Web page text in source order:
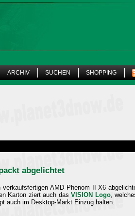
ARCHIV SUCHEN SHOPPING
abgelichtet
verkaufsfertigen AMD Phenom II X6
Karton ziert auch dasVISION Logo,
auch im Desktop-Markt Einzug halten.